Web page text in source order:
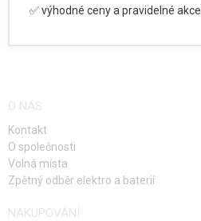
✅ výhodné ceny a pravidelné akce
O NÁS
Kontakt
O společnosti
Volná místa
Zpětný odběr elektro a baterií
NAKUPOVÁNÍ